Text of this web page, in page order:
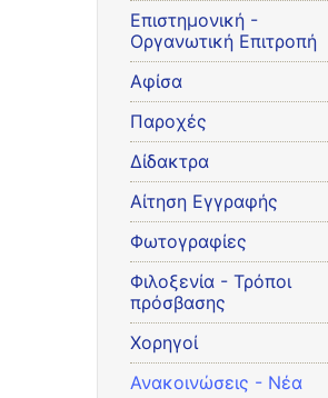
Eπιστημονική -
Οργανωτική Επιτροπή
Αφίσα
Παροχές
Δίδακτρα
Αίτηση Εγγραφής
Φωτογραφίες
Φιλοξενία - Τρόποι
πρόσβασης
Χορηγοί
Ανακοινώσεις - Νέα